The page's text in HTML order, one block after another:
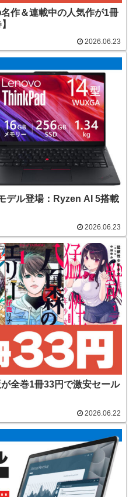
作＆連載中の人気作が1冊
2026.06.23
デル登場：Ryzen AI 5搭載
2026.06.23
全巻1冊33円で激安セール
2026.06.22